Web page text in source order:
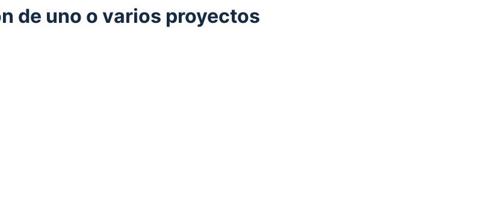
de uno o varios proyectos